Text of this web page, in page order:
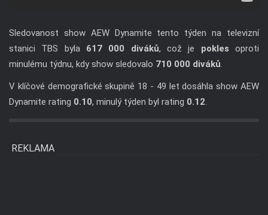
Sledovanost show AEW Dynamite tento týden na televizní
stanici TBS byla 617 000 diváků, což je pokles oproti
minulému týdnu, kdy show sledovalo 710 000 diváků.
V klíčové demografické skupině 18 - 49 let dosáhla show AEW
Dynamite rating 0.10, minulý týden byl rating 0.12.
REKLAMA